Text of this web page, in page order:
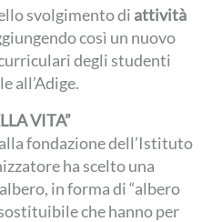
svolgimento di attività
così un nuovo
degli studenti
all’Adige.
VITA”
fondazione dell’Istituto
ha scelto una
in forma di “albero
che hanno per